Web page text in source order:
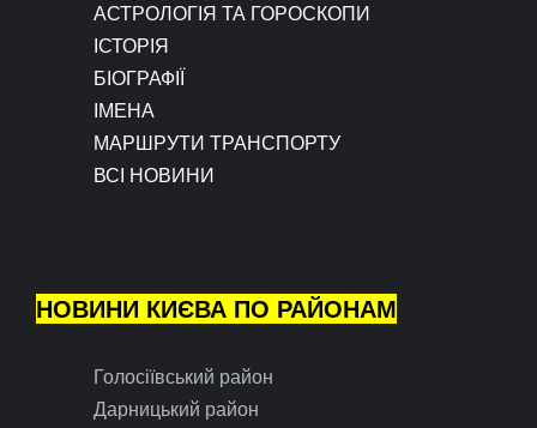
АСТРОЛОГІЯ ТА ГОРОСКОПИ
ІСТОРІЯ
БІОГРАФІЇ
ІМЕНА
МАРШРУТИ ТРАНСПОРТУ
ВСІ НОВИНИ
НОВИНИ КИЄВА ПО РАЙОНАМ
Голосіївський район
Дарницький район